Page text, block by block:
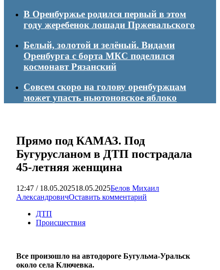
В Оренбуржье родился первый в этом
году жеребенок лошади Пржевальского
Белый, золотой и зелёный. Видами
Оренбурга с борта МКС поделился
космонавт Рязанский
Совсем скоро на голову оренбуржцам
может упасть ньютоновское яблоко
Прямо под КАМАЗ. Под
Бугурусланом в ДТП пострадала
45-летняя женщина
12:47 / 18.05.202518.05.2025Белов Михаил
АлександровичОставить комментарий
ДТП
Происшествия
Все произошло на автодороге Бугульма-Уральск
около села Ключевка.